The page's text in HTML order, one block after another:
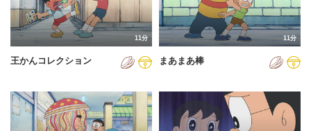
11分
王かんコレクション
11分
まあまあ棒